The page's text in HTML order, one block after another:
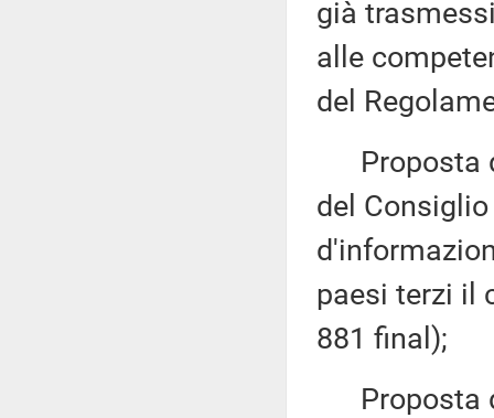
già
alle
del
Proposta
del
paesi terzi il
881 final);
Proposta